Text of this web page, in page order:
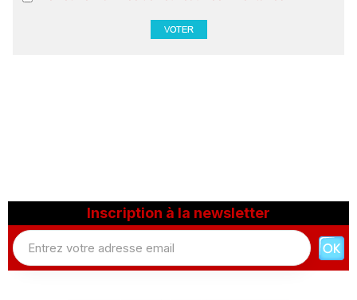
Inscription à la newsletter